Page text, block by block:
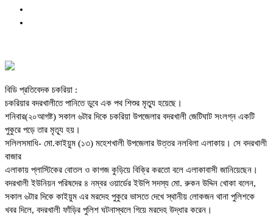
বিডি প্রতিবেদক চকরিয়া :
চকরিয়ার বদরখালীতে পানিতে ডুবে এক পথ শিশুর মৃত্যু হয়েছে।
শনিবার(২০আগষ্ট) সকাল ৬টার দিকে চকরিয়া উপজেলার বদরখালী জেটিঘাট সংলগ্ন একটি
পুকুরে পড়ে তার মৃত্যূ হয়।
সলিলসমাধি- মো.কাইয়ুম (১৩) মহেশখালী উপজেলার উত্তর নলবিলা এলাকায়। সে বদরখালী
বাজার
এলাকায় প্লাস্টিকের বোতল ও কাগজ কুড়িয়ে বিক্রি করতো বলে এলাকাবাসী জানিয়েছেন।
বদরখালী ইউনিয়ন পরিষদের ৪ নম্বর ওয়ার্ডের ইউপি সদস্য মো. রুকন উদ্দিন খোকা বলেন,
সকাল ৬টার দিকে কাইয়ুম এর মরদেহ পুকুরে ভাসতে দেখে স্থানীয় লোকজন থানা পুলিশকে
খবর দিলে, বদরখালী ফাঁড়ির পুলিশ ঘটনাস্থলে গিয়ে মরদেহ উদ্ধার করেন।